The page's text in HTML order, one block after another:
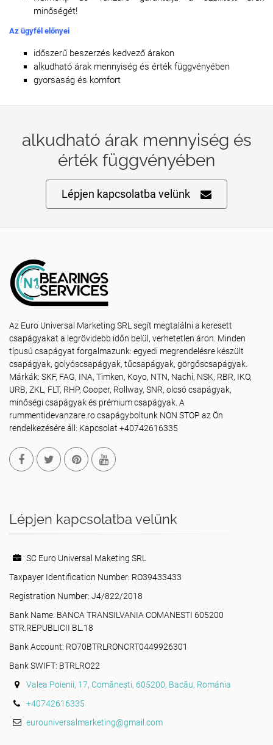
minőségét!
Az ügyfél előnyei
időszerű beszerzés kedvező árakon
alkudható árak mennyiség és érték függvényében
gyorsaság és komfort
alkudható árak mennyiség és
érték függvényében
Lépjen kapcsolatba velünk
Az Euro Universal Marketing SRL segít megtalálni a keresett
csapágyakat a legrövidebb időn belül, verhetetlen áron. Minden
típusú csapágyat forgalmazunk: egyedi megrendelésre készült
csapágyak, golyóscsapágyak, tűcsapágyak, görgőscsapágyak.
Márkák: SKF, FAG, INA, Timken, Koyo, NTN, Nachi, NSK, RBR, IKO,
URB, ZKL, FLT, RHP, Cooper, Rollway, SNR, olcsó csapágyak,
minőségi csapágyak és prémium csapágyak. A
rummentidevanzare.ro csapágyboltunk NON STOP az Ön
rendelkezésére áll: Kapcsolat +40742616335
Lépjen kapcsolatba velünk
SC Euro Universal Maketing SRL
Taxpayer Identification Number: RO39433433
Registration Number: J4/822/2018
Bank Name: BANCA TRANSILVANIA COMANESTI 605200
STR.REPUBLICII BL.18
Bank Account: RO70BTRLRONCRT0449926301
Bank SWIFT: BTRLRO22
Valea Poienii, 17, Comănești, 605200, Bacău, Románia
+40742616335
eurouniversalmarketing@gmail.com